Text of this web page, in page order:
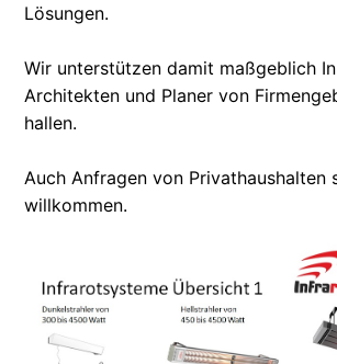
Lösungen.
Wir unterstützen damit maßgeblich
Architekten und Planer von
hallen.
Auch Anfragen von Privathaushalten
willkommen.